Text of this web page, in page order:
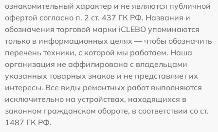
ознакомительный характер и не являются публичной
офертой согласно п. 2 ст. 437 ГК РФ. Названия и
обозначения торговой марки iCLEBO упоминаются
только в информационных целях — чтобы обозначить
перечень техники, с которой мы работаем. Наша
организация не аффилирована с владельцами
указанных товарных знаков и не представляет их
интересы. Все виды ремонтных работ выполняются
исключительно на устройствах, находящихся в
законном гражданском обороте, в соответствии со ст.
1487 ГК РФ.